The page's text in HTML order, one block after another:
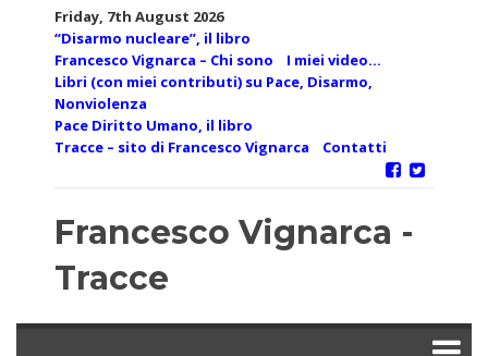
Friday, 7th August 2026
“Disarmo nucleare”, il libro
Francesco Vignarca – Chi sono
I miei video…
Libri (con miei contributi) su Pace, Disarmo,
Nonviolenza
Pace Diritto Umano, il libro
Tracce – sito di Francesco Vignarca
Contatti
Francesco Vignarca -
Tracce